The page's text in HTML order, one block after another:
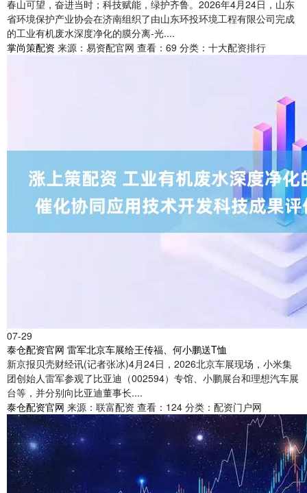
春山可望，奋进当时；科技赋能，绿护齐鲁。2026年4月24日，山东
省环境保护产业协会在济南组织了由山东环投环境工程有限公司完成
的工业有机废水深度净化的膜分离-光....
掌尚策配资 来源：易资配官网 查看：69 分类：十大配资排行
07-29
泰仓配资官网 雷军北京车展给王传福、何小鹏送T恤
新京报贝壳财经讯(记者张冰)4月24日，2026北京车展现场，小米集
团创始人雷军参观了比亚迪（002594）专馆、小鹏展台和理想汽车展
台等，并分别向比亚迪董事长....
泰仓配资官网 来源：联富配资 查看：124 分类：配资门户网